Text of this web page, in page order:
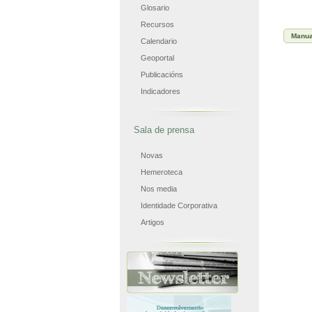
Glosario
Recursos
Calendario
Geoportal
Publicacións
Indicadores
Sala de prensa
Novas
Hemeroteca
Nos media
Identidade Corporativa
Artigos